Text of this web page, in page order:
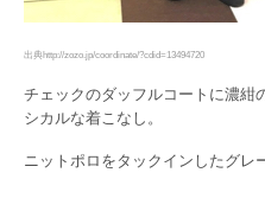
出典http://zozo.jp/coordinate/?cdid=13494720
チェックのダッフルコートに濃紺
シカルな着こなし。
ニットポロをタックインしたグレ